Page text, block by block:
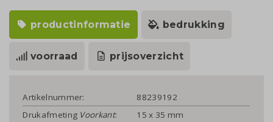
productinformatie bedrukking
voorraad prijsoverzicht
Artikelnummer:
88239192
Drukafmeting Voorkant:
15 x 35 mm